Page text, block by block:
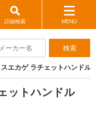
詳細検索 MENU
検索
スエカゲ ラチェットハンドル
ットハンドル